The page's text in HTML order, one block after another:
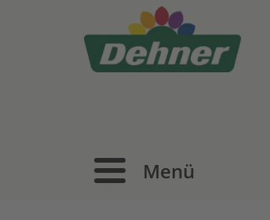
Menü